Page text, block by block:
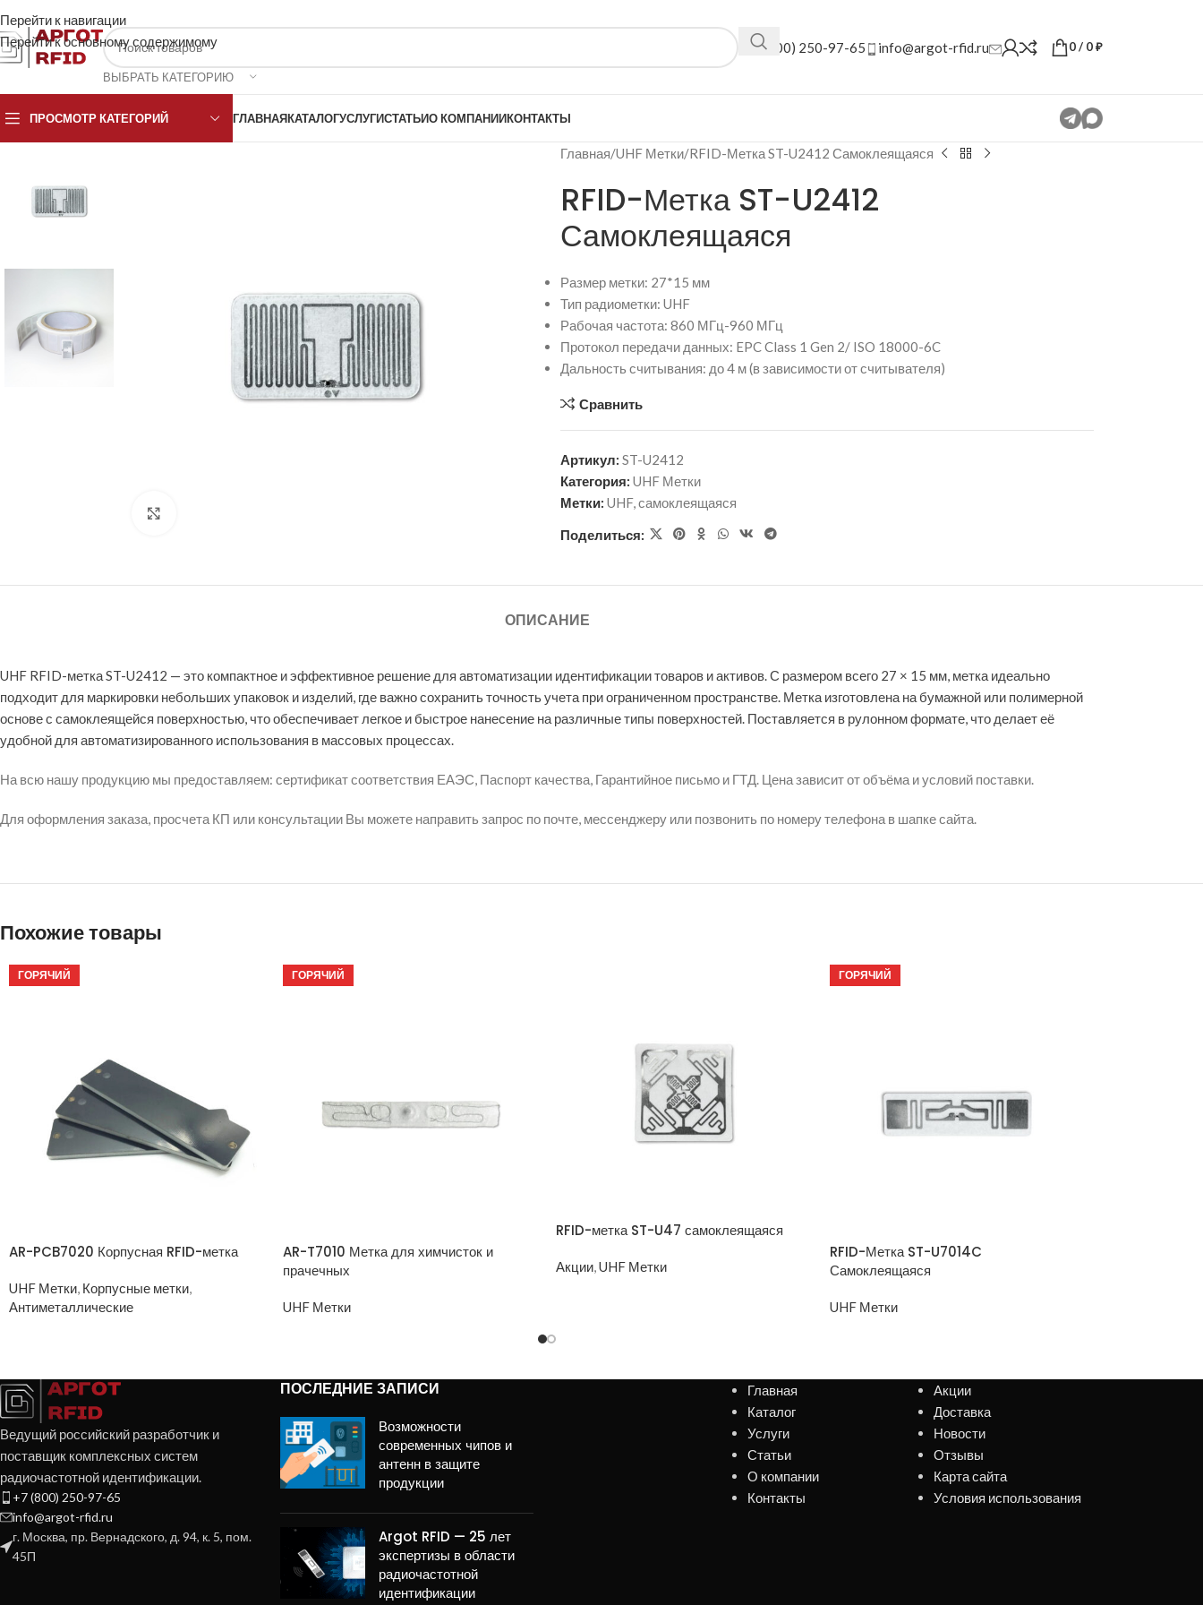
Перейти к навигации
Перейти к основному содержимому
ВЫБРАТЬ КАТЕГОРИЮ
+7(800) 250-97-65 info@argot-rfid.ru 0/ 0₽
ПРОСМОТР КАТЕГОРИЙ ГЛАВНАЯКАТАЛОГУСЛУГИСТАТЬИО КОМПАНИИКОНТАКТЫ
Главная UHF Метки RFID-Метка ST-U2412 Самоклеящаяся
RFID-Метка ST-U2412
Самоклеящаяся
Размер метки: 27*15 мм
Тип радиометки: UHF
Рабочая частота: 860 МГц-960 МГц
Протокол передачи данных: EPC Class 1 Gen 2/ ISO 18000-6C
Дальность считывания: до 4 м (в зависимости от считывателя)
Сравнить
Артикул: ST-U2412
Категория: UHF Метки
Метки: UHF,самоклеящаяся
Поделиться:
ОПИСАНИЕ
UHF RFID-метка ST-U2412 — это компактное и эффективное решение для автоматизации идентификации товаров и активов. С размером всего 27 × 15 мм, метка идеально
подходит для маркировки небольших упаковок и изделий, где важно сохранить точность учета при ограниченном пространстве. Метка изготовлена на бумажной или полимерной
основе с самоклеящейся поверхностью, что обеспечивает легкое и быстрое нанесение на различные типы поверхностей. Поставляется в рулонном формате, что делает её
удобной для автоматизированного использования в массовых процессах.
На всю нашу продукцию мы предоставляем: сертификат соответствия ЕАЭС, Паспорт качества, Гарантийное письмо и ГТД. Цена зависит от объёма и условий поставки.
Для оформления заказа, просчета КП или консультации Вы можете направить запрос по почте, мессенджеру или позвонить по номеру телефона в шапке сайта.
Похожие товары
ГОРЯЧИЙ
AR-PCB7020 Корпусная RFID-метка
UHF Метки Корпусные метки
Антиметаллические
ГОРЯЧИЙ
AR-T7010 Метка для химчисток и
прачечных
UHF Метки
RFID-метка ST-U47 самоклеящаяся
Акции UHF Метки
ГОРЯЧИЙ
RFID-Метка ST-U7014C
Самоклеящаяся
UHF Метки
Ведущий российский разработчик и
поставщик комплексных систем
радиочастотной идентификации.
+7 (800) 250-97-65
info@argot-rfid.ru
г. Москва, пр. Вернадского, д. 94, к. 5, пом.
45П
ПОСЛЕДНИЕ ЗАПИСИ
Возможности
современных чипов и
антенн в защите
продукции
Argot RFID — 25 лет
экспертизы в области
радиочастотной
идентификации
Главная
Каталог
Услуги
Статьи
О компании
Контакты
Акции
Доставка
Новости
Отзывы
Карта сайта
Условия использования